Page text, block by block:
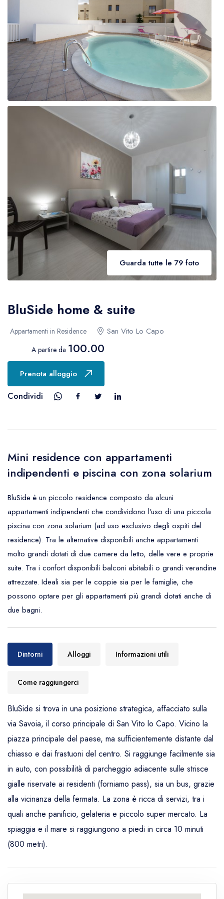
Guarda tutte le 79 foto
BluSide home & suite
Appartamenti in Residence San Vito Lo Capo
A partire da 100.00
Prenota alloggio
Condividi
Mini residence con appartamenti
indipendenti e piscina con zona solarium
BluSide è un piccolo residence composto da alcuni
appartamenti indipendenti che condividono l'uso di una piccola
piscina con zona solarium (ad uso esclusivo degli ospiti del
residence). Tra le alternative disponibili anche appartamenti
molto grandi dotati di due camere da letto, delle vere e proprie
suite. Tra i confort disponibili balconi abitabili o grandi verandine
attrezzate. Ideali sia per le coppie sia per le famiglie, che
possono optare per gli appartamenti più grandi dotati anche di
due bagni.
Dintorni Alloggi Informazioni utili
Come raggiungerci
BluSide si trova in una posizione strategica, affacciato sulla
via Savoia, il corso principale di San Vito lo Capo. Vicino la
piazza principale del paese, ma sufficientemente distante dal
chiasso e dai frastuoni del centro. Si raggiunge facilmente sia
in auto, con possibilità di parcheggio adiacente sulle strisce
gialle riservate ai residenti (forniamo pass), sia un bus, grazie
alla vicinanza della fermata. La zona è ricca di servizi, tra i
quali anche panificio, gelateria e piccolo super mercato. La
spiaggia e il mare si raggiungono a piedi in circa 10 minuti
(800 metri).